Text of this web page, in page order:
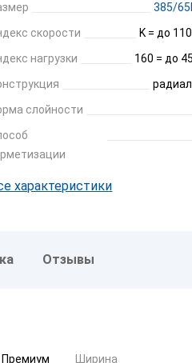
385/
скорости
K = до
нагрузки
160 = до
слойности
характеристики
Отзывы
Премиум Ширина